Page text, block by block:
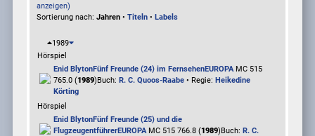
anzeigen)
Sortierung nach: Jahren• Titeln• Labels
1989
Hörspiel
Enid BlytonFünf Freunde (24) im FernsehenEUROPAMC 515
765.0 (1989)Buch: R. C. Quoos-Raabe• Regie: Heikedine
Körting
Hörspiel
Enid BlytonFünf Freunde (25) und die
FlugzeugentführerEUROPAMC 515 766.8 (1989)Buch: R. C.